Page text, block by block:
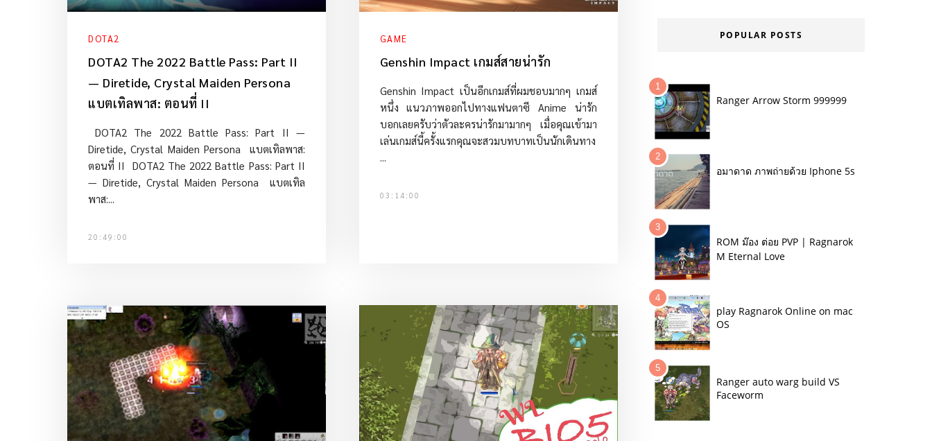
DOTA2
DOTA2 The 2022 Battle Pass: Part II
— Diretide, Crystal Maiden Persona
แบตเทิลพาส: ตอนที่ II
DOTA2 The 2022 Battle Pass: Part II —
Diretide, Crystal Maiden Persona แบตเทิลพาส:
ตอนที่ II DOTA2 The 2022 Battle Pass: Part II
— Diretide, Crystal Maiden Persona แบตเทิล
พาส:...
20:49:00
GAME
Genshin Impact เกมส์สายน่ารัก
Genshin Impact เป็นอีกเกมส์ที่ผมชอบมากๆ เกมส์
หนึ่ง แนวภาพออกไปทางแฟนตาซี Anime น่ารัก
บอกเลยครับว่าตัวละครน่ารักมามากๆ เมื่อคุณเข้ามา
เล่นเกมส์นี้ครั้งแรกคุณจะสวมบทบาทเป็นนักเดินทาง
...
03:14:00
POPULAR POSTS
Ranger Arrow Storm 999999
อมาดาด ภาพถ่ายด้วย Iphone 5s
ROM ม๊อง ต่อย PVP | Ragnarok
M Eternal Love
play Ragnarok Online on mac
OS
Ranger auto warg build VS
Faceworm